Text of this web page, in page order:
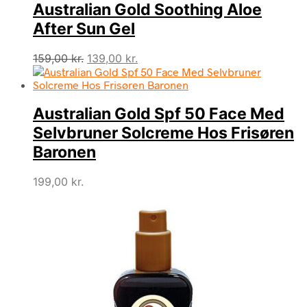
199,00 kr..139,00 kr..
Australian Gold Soothing Aloe
After Sun Gel
159,00kr. Den
oprindelige
pris
159,00 kr..
139,00 kr.
aktuelle
pris
139,00 kr..
Australian Gold Spf 50 Face Med
Selvbruner Solcreme Hos Frisøren
Baronen
199,00 kr.